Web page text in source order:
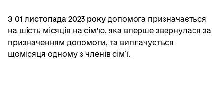
З 01 листопада 2023 року допомога призначається
на шість місяців на сім’ю, яка вперше звернулася за
призначенням допомоги, та виплачується
щомісяця одному з членів сім’ї.